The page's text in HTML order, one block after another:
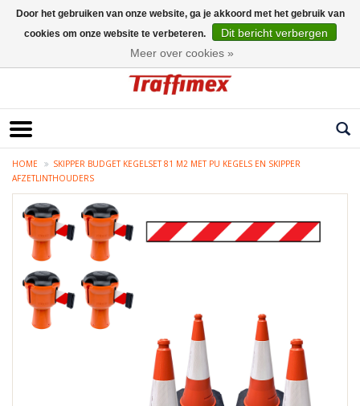
HOME
SKIPPER BUDGET KEGELSET 81 M2 MET PU KEGELS EN SKIPPER
AFZETLINTHOUDERS
Door het gebruiken van onze website, ga je akkoord met het gebruik van
cookies om onze website te verbeteren.
Dit bericht verbergen
Meer over cookies »